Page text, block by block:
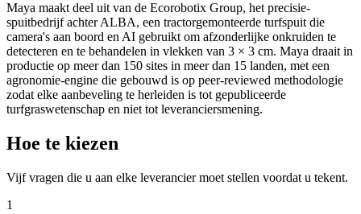
Maya maakt deel uit van de Ecorobotix Group, het precisie-
spuitbedrijf achter ALBA, een tractorgemonteerde turfspuit die
camera's aan boord en AI gebruikt om afzonderlijke onkruiden te
detecteren en te behandelen in vlekken van 3 × 3 cm. Maya draait in
productie op meer dan 150 sites in meer dan 15 landen, met een
agronomie-engine die gebouwd is op peer-reviewed methodologie
zodat elke aanbeveling te herleiden is tot gepubliceerde
turfgraswetenschap en niet tot leveranciersmening.
Hoe te kiezen
Vijf vragen die u aan elke leverancier moet stellen voordat u tekent.
1